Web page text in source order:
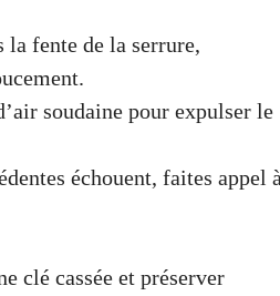
la fente de la serrure,
soudaine pour expulser le
échouent, faites appel à
clé cassée et préserver